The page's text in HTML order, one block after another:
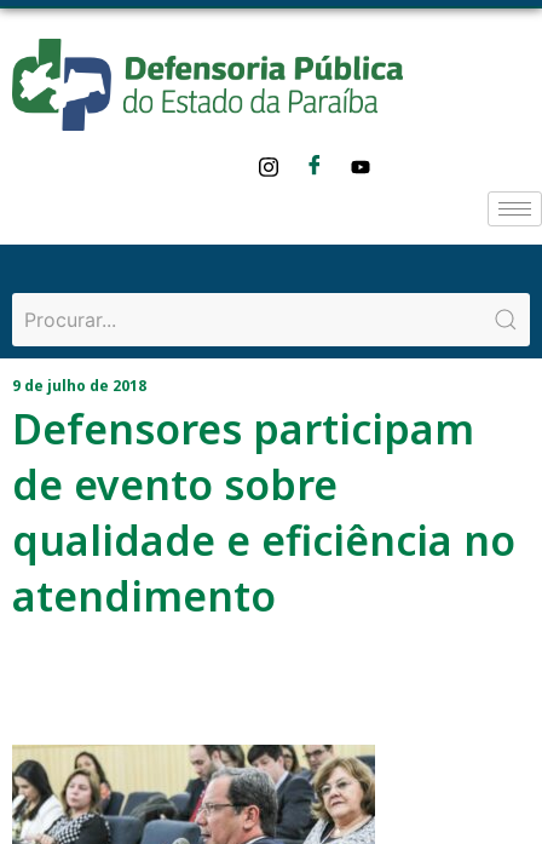
9 de julho de 2018
Defensores participam
de evento sobre
qualidade e eficiência no
atendimento